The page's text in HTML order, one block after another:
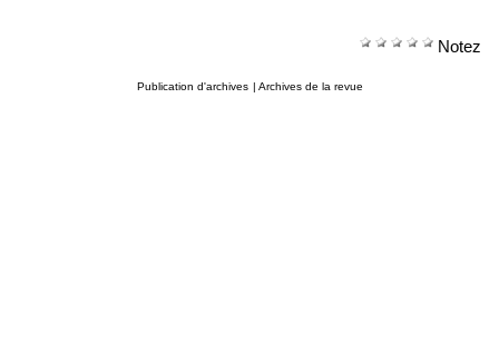
Notez
Publication d'archives | Archives de la revue